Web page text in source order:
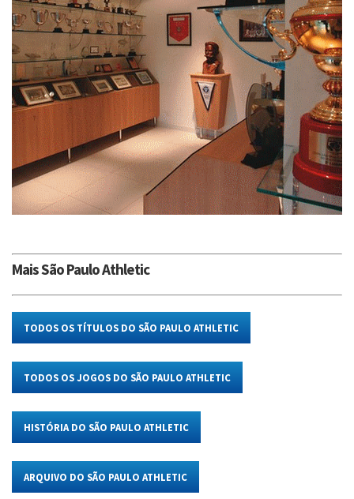
Mais São Paulo Athletic
TODOS OS TÍTULOS DO SÃO PAULO ATHLETIC
TODOS OS JOGOS DO SÃO PAULO ATHLETIC
HISTÓRIA DO SÃO PAULO ATHLETIC
ARQUIVO DO SÃO PAULO ATHLETIC